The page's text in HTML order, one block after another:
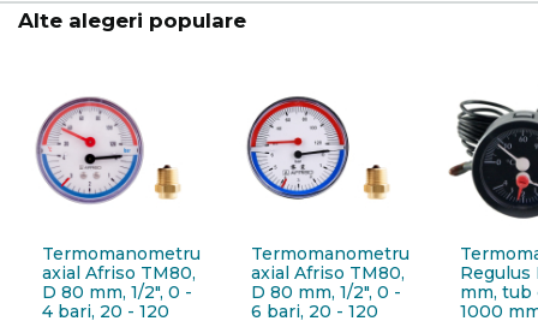
Alte alegeri populare
Termomanometru
axial Afriso TM80,
D 80 mm, 1/2", 0 -
4 bari, 20 - 120
Termomanometru
axial Afriso TM80,
D 80 mm, 1/2", 0 -
6 bari, 20 - 120
Regulus
mm, tub
1000